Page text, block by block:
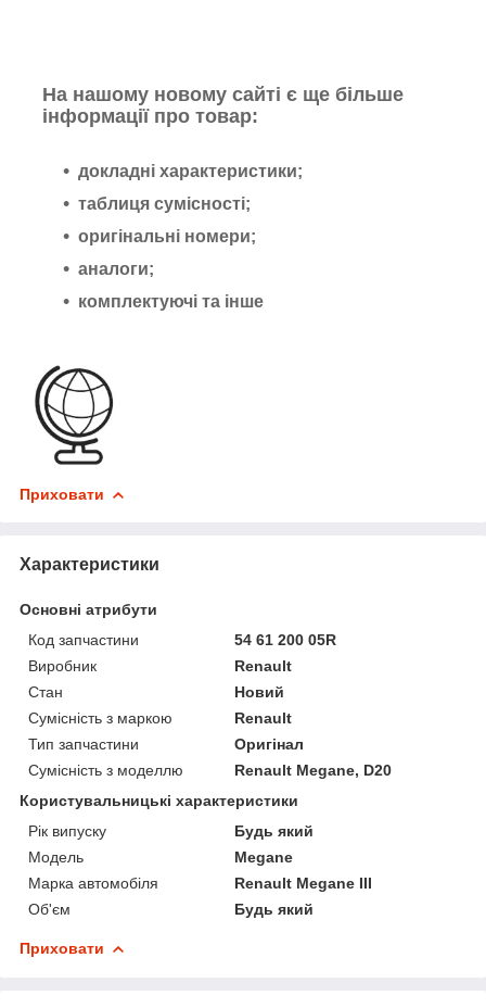
На нашому новому сайті є ще більше
інформації про товар:
докладні характеристики;
таблиця сумісності;
оригінальні номери;
аналоги;
комплектуючі та інше
Приховати
Характеристики
Основні атрибути
Код запчастини
54 61 200 05R
Виробник
Renault
Стан
Новий
Сумісність з маркою
Renault
Тип запчастини
Оригінал
Сумісність з моделлю
Renault Megane, D20
Користувальницькі характеристики
Рік випуску
Будь який
Мoдель
Megane
Марка автомобіля
Renault Megane III
Об'єм
Будь який
Приховати